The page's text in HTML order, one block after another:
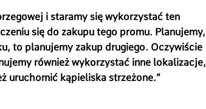
i staramy się wykorzystać ten
się do zakupu tego promu. Planujemy,
to planujemy zakup drugiego. Oczywiście
również wykorzystać inne lokalizacje,
uruchomić kąpieliska strzeżone.”